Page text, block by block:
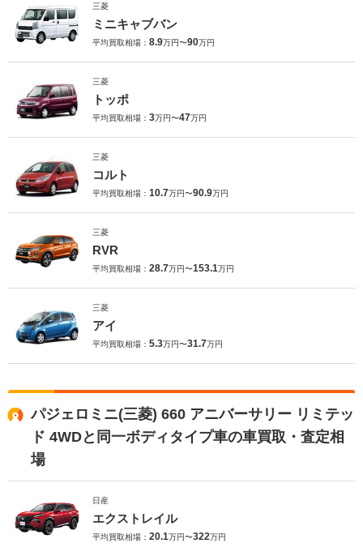
三菱
ミニキャブバン
平均買取相場： 8.9万円〜90万円
三菱
トッポ
平均買取相場： 3万円〜47万円
三菱
コルト
平均買取相場： 10.7万円〜90.9万円
三菱
RVR
平均買取相場： 28.7万円〜153.1万円
三菱
アイ
平均買取相場： 5.3万円〜31.7万円
パジェロミニ(三菱) 660 アニバーサリー リミテッ
ド 4WDと同一ボディタイプ車の車買取・査定相
場
日産
エクストレイル
平均買取相場： 20.1万円〜322万円